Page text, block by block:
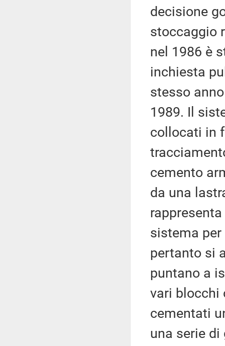
decisione
stoccaggio
nel 1986 è
inchiesta
stesso
1989. Il
collocati in
cemento
da una
sistema
pertanto si
puntano a
vari blocchi
cementati
una serie